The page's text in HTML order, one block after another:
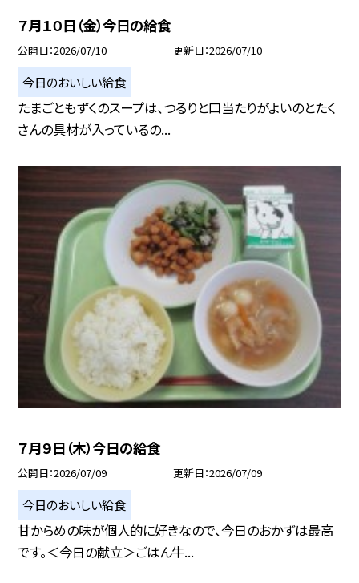
７月１０日（金）今日の給食
公開日 2026/07/10 更新日 2026/07/10
今日のおいしい給食
たまごともずくのスープは、つるりと口当たりがよいのとたく
さんの具材が入っているの...
７月９日（木）今日の給食
公開日 2026/07/09 更新日 2026/07/09
今日のおいしい給食
甘からめの味が個人的に好きなので、今日のおかずは最高
です。＜今日の献立＞ごはん牛...